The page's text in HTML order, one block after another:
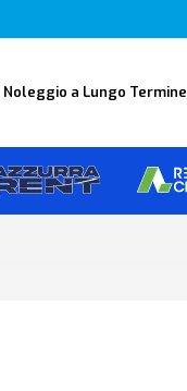
Noleggio a Lungo Termine